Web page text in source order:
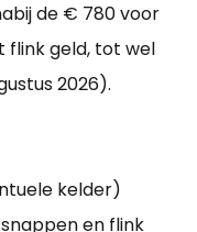
de € 780 voor
flink geld, tot wel
2026).
kelder)
en flink